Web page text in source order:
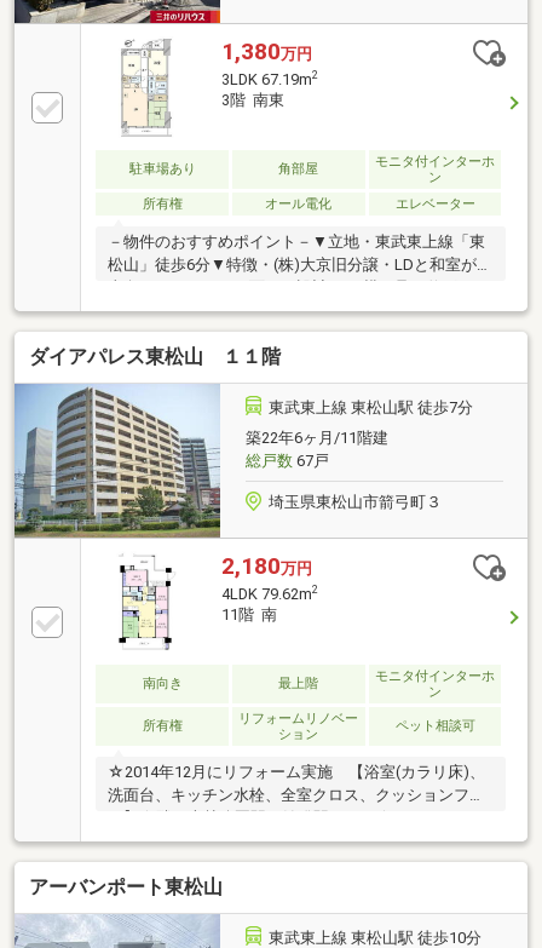
1,380万円
3LDK 67.19m2
3階 南東
駐車場あり 角部屋
モニタ付インターホ
ン
所有権
オール電化 エレベーター
－物件のおすすめポイント－▼立地・東武東上線「東
松山」徒歩6分▼特徴・(株)大京旧分譲・LDと和室が南
東向きバルコニーに面する設計・LD横に足を伸ばして
くつろげる和室を配置・空間を広く使える壁付けキッ
チン・各洋室と和室に収納スペース有▼設備・IHクッ
キングヒーター・TVモニター付きインターホン▼周辺
環境・生鮮市場TOP 東松山店 徒歩5分(約380m)・ビバ
モール東松山 徒歩5分(約380m)・箭弓町二丁目第1街区
公園 徒歩5分(約330m)■ ご希望の住まい探しをお手伝
いします ━━━━━・・・物件の詳細・ご相談はお気
軽にお問い合わせください。
ダイアパレス東松山 １１階
東武東上線 東松山駅 徒歩7分
築22年6ヶ月/11階建
総戸数67戸
埼玉県東松山市箭弓町３
2,180万円
4LDK 79.62m2
11階 南
南向き 最上階
モニタ付インターホ
ン
所有権
リフォームリノベー
ション
ペット相談可
☆2014年12月にリフォーム実施 【浴室(カラリ床)、
洗面台、キッチン水栓、全室クロス、クッションフロ
広く、水栓も付いているので何かと便利です。☆3部
屋が南に面していて明るく日当り良好です！
アーバンポート東松山
東武東上線 東松山駅 徒歩10分